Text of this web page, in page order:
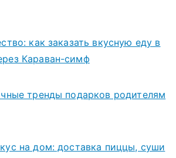
как заказать вкусную еду в
Караван-симф
тренды подарков родителям
на дом: доставка пиццы, суши